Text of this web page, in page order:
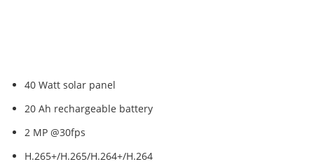
40 Watt solar panel
20 Ah rechargeable battery
2 MP @30fps
H.265+/H.265/H.264+/H.264